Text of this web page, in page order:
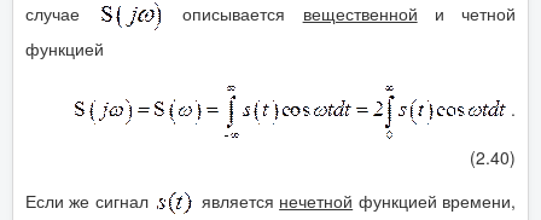
случае
описывается вещественной и четной
функцией
.
(2.40)
Если же сигнал
является нечетной функцией времени,